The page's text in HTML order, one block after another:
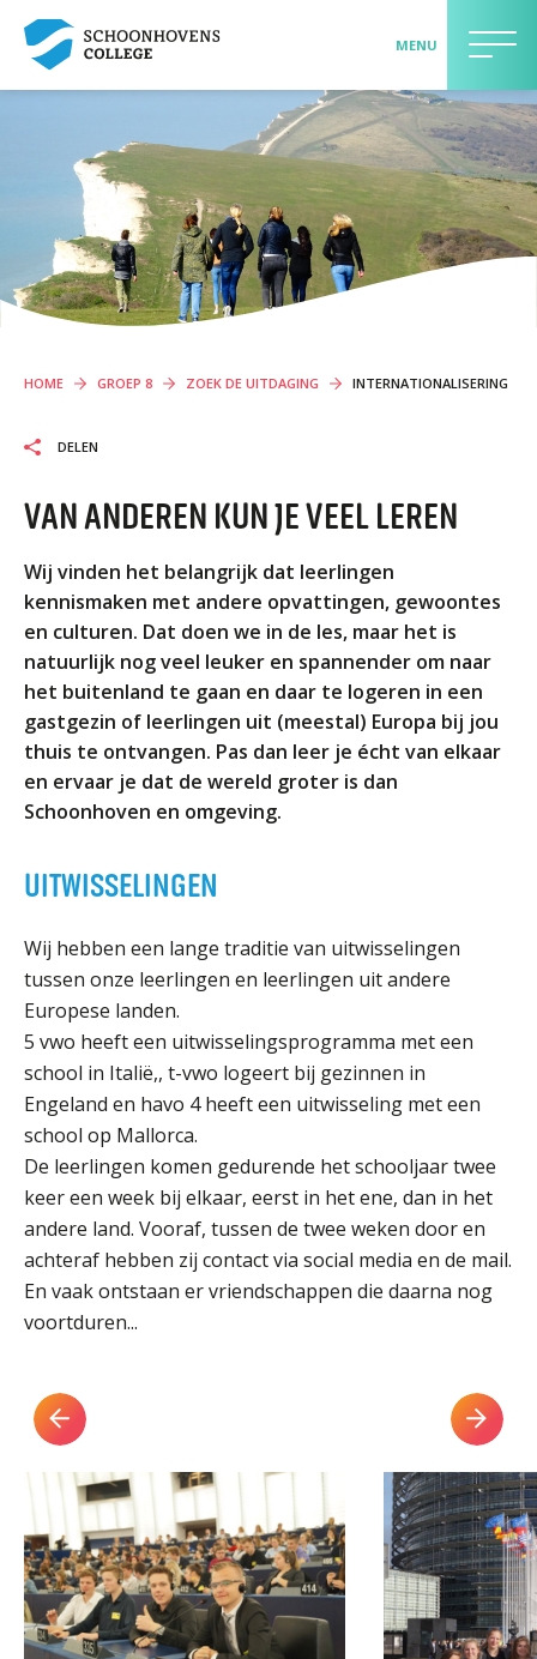
MENU
>> AANMELDEN LEERLING <<
LEERLINGEN EN OUDERS
Contact
Onderwijs
Begeleiding
Maatschappelijk betrokken
Locaties
Missie en visie
Organisatie
Klachten en integriteit
GROEP 8
Kennismaking / Open dagen
Begeleiding
Onderwijs op vmbo-tl, havo, vwo en tweetalig vwo
Projectklassen vmbo-tl, havo, vwo en tweetalig
vwo
Zoek de uitdaging
Welke opleidingen bieden we aan?
Taal en rekenen
Dyslexie
Wereldburgerschap
NIEUWS
WELKOM
ZOEKEN SCHOOL
GIDS ZERMELO
HOME GROEP 8 ZOEK DE UITDAGING INTERNATIONALISERING
DELEN
VAN ANDEREN KUN JE VEEL LEREN
Wij vinden het belangrijk dat leerlingen
kennismaken met andere opvattingen, gewoontes
en culturen. Dat doen we in de les, maar het is
natuurlijk nog veel leuker en spannender om naar
het buitenland te gaan en daar te logeren in een
gastgezin of leerlingen uit (meestal) Europa bij jou
thuis te ontvangen. Pas dan leer je écht van elkaar
en ervaar je dat de wereld groter is dan
Schoonhoven en omgeving.
UITWISSELINGEN
Wij hebben een lange traditie van uitwisselingen
tussen onze leerlingen en leerlingen uit andere
Europese landen.
5 vwo heeft een uitwisselingsprogramma met een
school in Italië,, t-vwo logeert bij gezinnen in
Engeland en havo 4 heeft een uitwisseling met een
school op Mallorca.
De leerlingen komen gedurende het schooljaar twee
keer een week bij elkaar, eerst in het ene, dan in het
andere land. Vooraf, tussen de twee weken door en
achteraf hebben zij contact via social media en de mail.
En vaak ontstaan er vriendschappen die daarna nog
voortduren...